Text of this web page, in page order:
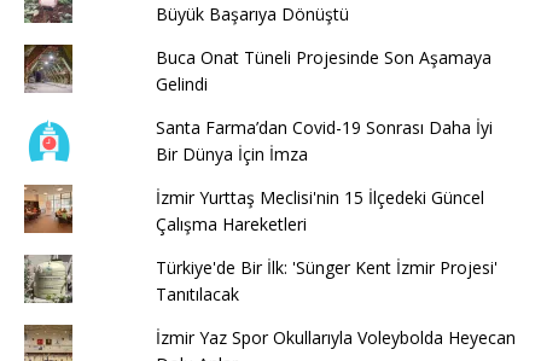
Büyük Başarıya Dönüştü
Buca Onat Tüneli Projesinde Son Aşamaya
Gelindi
Santa Farma’dan Covid-19 Sonrası Daha İyi
Bir Dünya İçin İmza
İzmir Yurttaş Meclisi'nin 15 İlçedeki Güncel
Çalışma Hareketleri
Türkiye'de Bir İlk: 'Sünger Kent İzmir Projesi'
Tanıtılacak
İzmir Yaz Spor Okullarıyla Voleybolda Heyecan